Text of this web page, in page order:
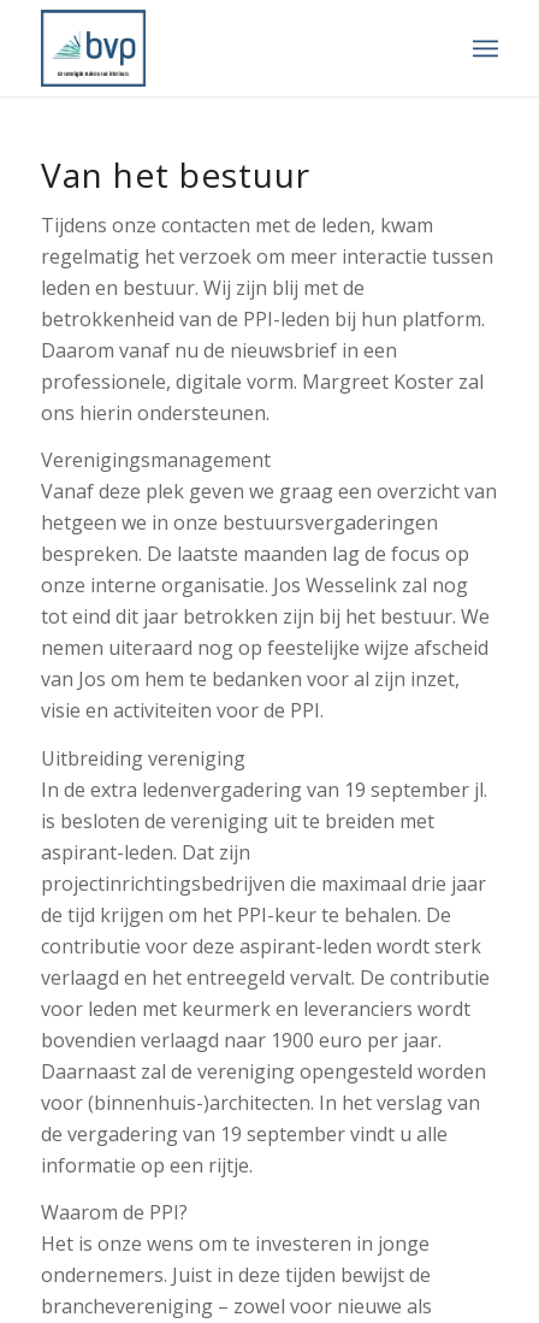
Van het bestuur
Tijdens onze contacten met de leden, kwam
regelmatig het verzoek om meer interactie tussen
leden en bestuur. Wij zijn blij met de
betrokkenheid van de PPI-leden bij hun platform.
Daarom vanaf nu de nieuwsbrief in een
professionele, digitale vorm. Margreet Koster zal
ons hierin ondersteunen.
Verenigingsmanagement
Vanaf deze plek geven we graag een overzicht van
hetgeen we in onze bestuursvergaderingen
bespreken. De laatste maanden lag de focus op
onze interne organisatie. Jos Wesselink zal nog
tot eind dit jaar betrokken zijn bij het bestuur. We
nemen uiteraard nog op feestelijke wijze afscheid
van Jos om hem te bedanken voor al zijn inzet,
visie en activiteiten voor de PPI.
Uitbreiding vereniging
In de extra ledenvergadering van 19 september jl.
is besloten de vereniging uit te breiden met
aspirant-leden. Dat zijn
projectinrichtingsbedrijven die maximaal drie jaar
de tijd krijgen om het PPI-keur te behalen. De
contributie voor deze aspirant-leden wordt sterk
verlaagd en het entreegeld vervalt. De contributie
voor leden met keurmerk en leveranciers wordt
bovendien verlaagd naar 1900 euro per jaar.
Daarnaast zal de vereniging opengesteld worden
voor (binnenhuis-)architecten. In het verslag van
de vergadering van 19 september vindt u alle
informatie op een rijtje.
Waarom de PPI?
Het is onze wens om te investeren in jonge
ondernemers. Juist in deze tijden bewijst de
branchevereniging – zowel voor nieuwe als